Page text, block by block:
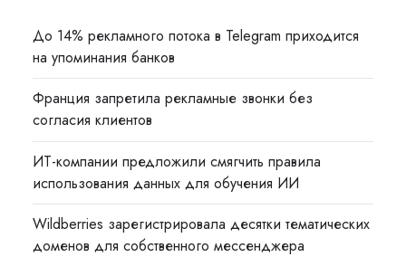
До 14% рекламного потока в Telegram приходится
на упоминания банков
Франция запретила рекламные звонки без
согласия клиентов
ИТ-компании предложили смягчить правила
использования данных для обучения ИИ
Wildberries зарегистрировала десятки тематических
доменов для собственного мессенджера